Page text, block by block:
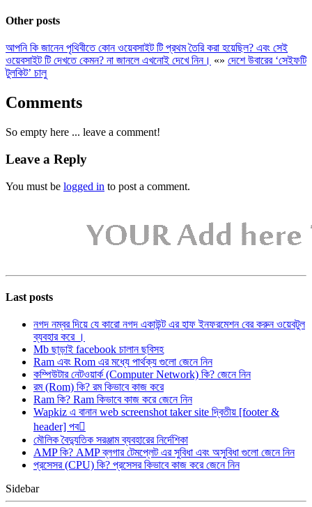
Other posts
আপনি কি জানেন পৃথিবীতে কোন ওয়েবসাইট টি প্রথম তৈরি করা হয়েছিল? এবং সেই
ওয়েবসাইট টি দেখতে কেমন? না জানলে এখনোই দেখে নিন। «» দেশে উবারের ‘সেইফটি
টুলকিট’ চালু
Comments
So empty here ... leave a comment!
Leave a Reply
You must be logged in to post a comment.
Last posts
নগদ নম্বর দিয়ে যে কারো নগদ একাউন্ট এর হাফ ইনফরমেশন বের করুন ওয়েবটুল
ব্যবহার করে ।
Mb ছাড়াই facebook চালান ছবিসহ
Ram এবং Rom এর মধ্যে পার্থক্য গুলো জেনে নিন
কম্পিউটার নেটওয়ার্ক (Computer Network) কি? জেনে নিন
রম (Rom) কি? রম কিভাবে কাজ করে
Ram কি? Ram কিভাবে কাজ করে জেনে নিন
Wapkiz এ বানান web screenshot taker site দ্বিতীয় [footer &
header] পব
মৌলিক বৈদ্যুতিক সরঞ্জাম ব্যবহারের নির্দেশিকা
AMP কি? AMP ব্লগার টেমপ্লেট এর সুবিধা এবং অসুবিধা গুলো জেনে নিন
প্রসেসর (CPU) কি? প্রসেসর কিভাবে কাজ করে জেনে নিন
Sidebar